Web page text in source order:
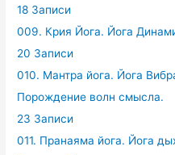
18 Записи
009. Крия Йога. Йога
20 Записи
010. Мантра йога. Йога
Порождение волн смысла.
23 Записи
011. Пранаяма йога. Йога